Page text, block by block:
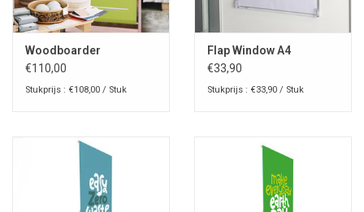
Woodboarder
€110,00
Stukprijs : €108,00 / Stuk
Flap Window A4
€33,90
Stukprijs : €33,90 / Stuk